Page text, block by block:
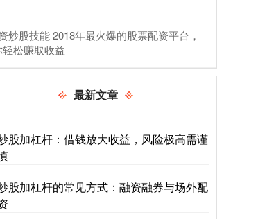
炒股技能 2018年最火爆的股票配资平台，
轻松赚取收益
最新文章
股加杠杆：借钱放大收益，风险极高需谨
股加杠杆的常见方式：融资融券与场外配